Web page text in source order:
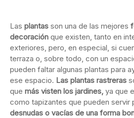
Las plantas son una de las mejores
decoración que existen, tanto en
exteriores, pero, en especial, si
terraza o, sobre todo, con un
pueden faltar algunas plantas para
ese espacio. Las plantas rastreras
que más visten los jardines, ya que
como tapizantes que pueden servir
desnudas o vacías de una forma